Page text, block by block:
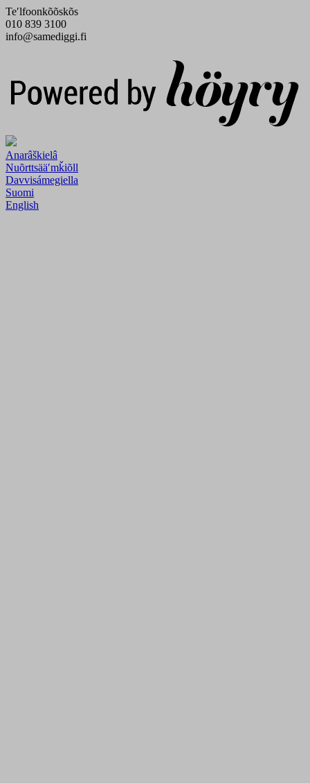
Teʹlfoonkõõskõs
010 839 3100
info@samediggi.fi
Anarâškielâ
Nuõrttsääʹmǩiõll
Davvisámegiella
Suomi
English